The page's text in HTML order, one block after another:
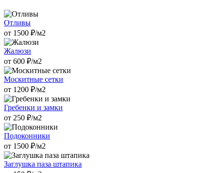
Отливы
от 1500 ₽/м2
Жалюзи
от 600 ₽/м2
Москитные сетки
от 1200 ₽/м2
Гребенки и замки
от 250 ₽/м2
Подоконники
от 1500 ₽/м2
Заглушка паза штапика